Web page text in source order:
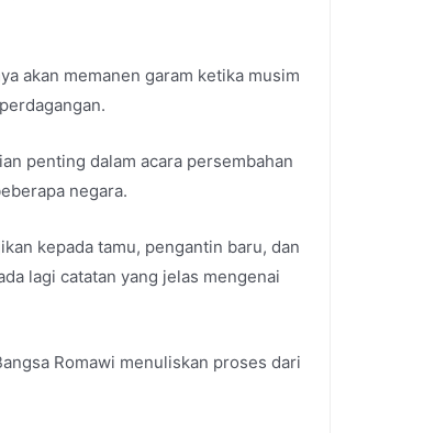
akan memanen garam ketika musim
penting dalam acara persembahan
negara.
kepada tamu, pengantin baru, dan
lagi catatan yang jelas mengenai
Romawi menuliskan proses dari